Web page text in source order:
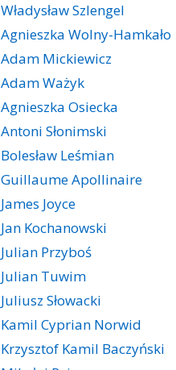
Władysław Szlengel
Agnieszka Wolny-Hamkało
Adam Mickiewicz
Adam Ważyk
Agnieszka Osiecka
Antoni Słonimski
Bolesław Leśmian
Guillaume Apollinaire
James Joyce
Jan Kochanowski
Julian Przyboś
Julian Tuwim
Juliusz Słowacki
Kamil Cyprian Norwid
Krzysztof Kamil Baczyński